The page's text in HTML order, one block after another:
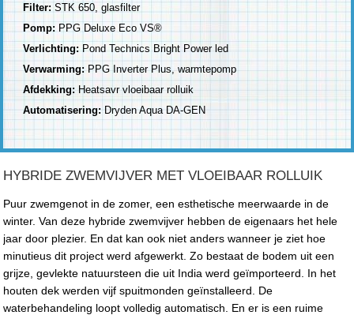
Filter:STK 650, glasfilter
Pomp: PPG Deluxe Eco VS®
Verlichting:Pond Technics Bright Power led
Verwarming:PPG Inverter Plus, warmtepomp
Afdekking: Heatsavr vloeibaar rolluik
Automatisering: Dryden Aqua DA-GEN
HYBRIDE ZWEMVIJVER MET VLOEIBAAR ROLLUIK
Puur zwemgenot in de zomer, een esthetische meerwaarde in de
winter. Van deze hybride zwemvijver hebben de eigenaars het hele
jaar door plezier. En dat kan ook niet anders wanneer je ziet hoe
minutieus dit project werd afgewerkt. Zo bestaat de bodem uit een
grijze, gevlekte natuursteen die uit India werd geïmporteerd. In het
houten dek werden vijf spuitmonden geïnstalleerd. De
waterbehandeling loopt volledig automatisch. En er is een ruime